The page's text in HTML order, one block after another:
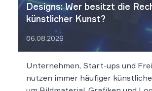
Designs: Wer besitzt die
künstlicher Kunst?
06.08.2026
Unternehmen, Start-ups und
nutzen immer häufiger